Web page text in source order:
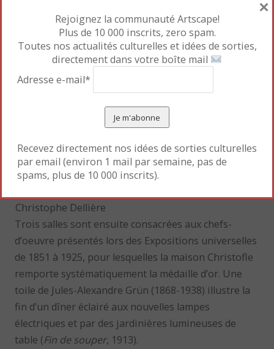
Pelle à fraisesManche fraisier— Christofle, 1894.
Christophe Dellière
Trois salles sont ensuite consacrées aux chefs-
d’oeuvre présentés lors des Expositions universelles
de 1851 à 1925, pour lesquelles la maison Christofle
remporte systématiquement la médaille d’or. Une
toile de Jules-Alexandre Grün (1868-1938) illustre la
fin d’un dîner éclairé aux nouvelles lampes
électriques et par des jardinières lumineuses de
table (Fin de souper, 1913).
Rejoignez la communauté Artscape!
Plus de 10 000 inscrits, zero spam.
Toutes nos actualités culturelles et idées de sorties,
directement dans votre boîte mail
Adresse e-mail*
Recevez directement nos idées de sorties culturelles
par email (environ 1 mail par semaine, pas de
spams, plus de 10 000 inscrits).
×